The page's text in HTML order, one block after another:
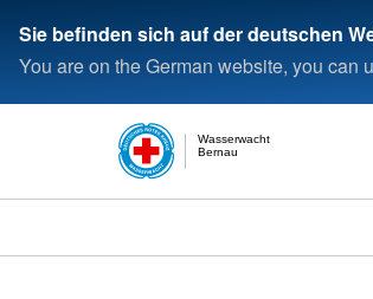
Sie befinden sich auf der deutschen
You are on the German website, you can
Bernau
Wasserwacht